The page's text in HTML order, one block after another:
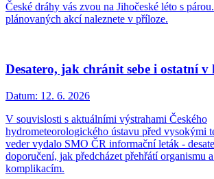
České dráhy vás zvou na Jihočeské léto s
plánovaných akcí naleznete v příloze.
Desatero, jak chránit sebe i ostatní
Datum: 12. 6. 2026
V souvislosti s aktuálními výstrahami Českého
hydrometeorologického ústavu před vysokými
veder vydalo SMO ČR informační leták -
doporučení, jak předcházet přehřátí organismu
komplikacím.